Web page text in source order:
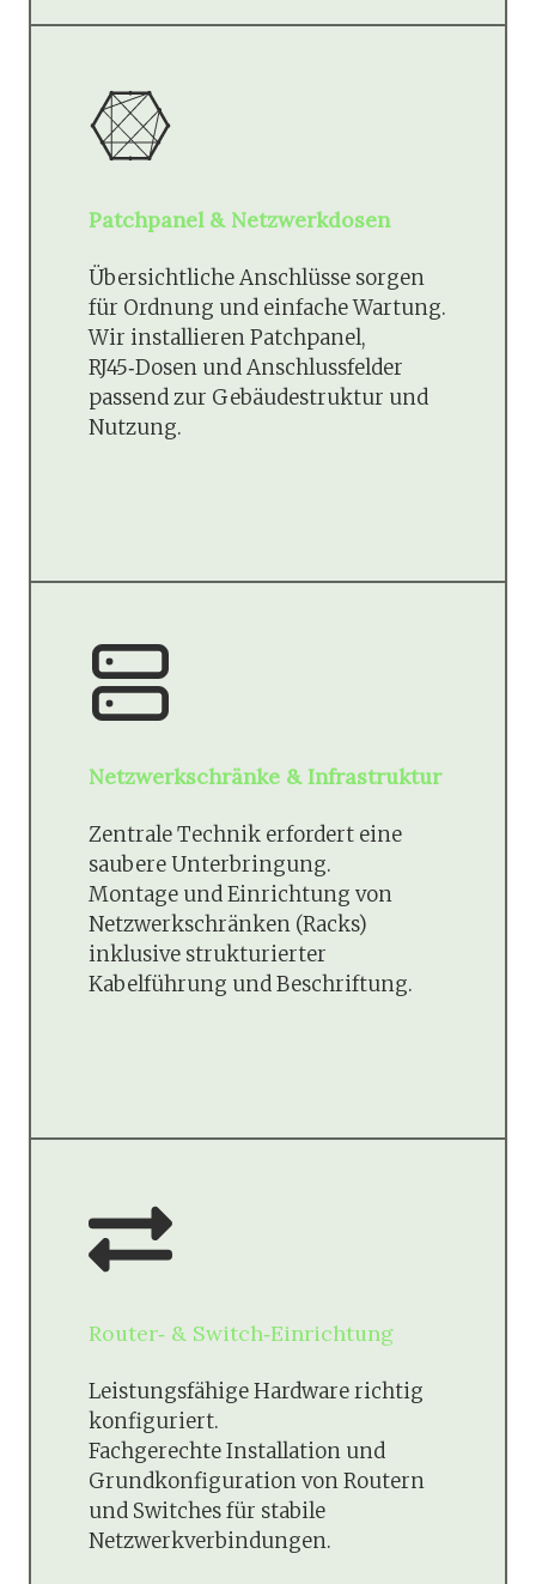
Patchpanel & Netzwerkdosen
Übersichtliche Anschlüsse sorgen
für Ordnung und einfache Wartung.
Wir installieren Patchpanel,
RJ45‑Dosen und Anschlussfelder
passend zur Gebäudestruktur und
Nutzung.
Netzwerkschränke & Infrastruktur
Zentrale Technik erfordert eine
saubere Unterbringung.
Montage und Einrichtung von
Netzwerkschränken (Racks)
inklusive strukturierter
Kabelführung und Beschriftung.
Router‑ & Switch‑Einrichtung
Leistungsfähige Hardware richtig
konfiguriert.
Fachgerechte Installation und
Grundkonfiguration von Routern
und Switches für stabile
Netzwerkverbindungen.